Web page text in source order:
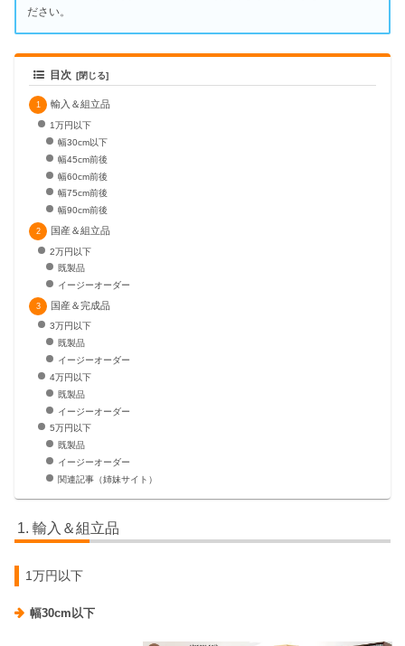
ださい。
目次
輸入＆組立品
1万円以下
幅30cm以下
幅45cm前後
幅60cm前後
幅75cm前後
幅90cm前後
国産＆組立品
2万円以下
既製品
イージーオーダー
国産＆完成品
3万円以下
既製品
イージーオーダー
4万円以下
既製品
イージーオーダー
5万円以下
既製品
イージーオーダー
関連記事（姉妹サイト）
輸入＆組立品
1万円以下
幅30cm以下